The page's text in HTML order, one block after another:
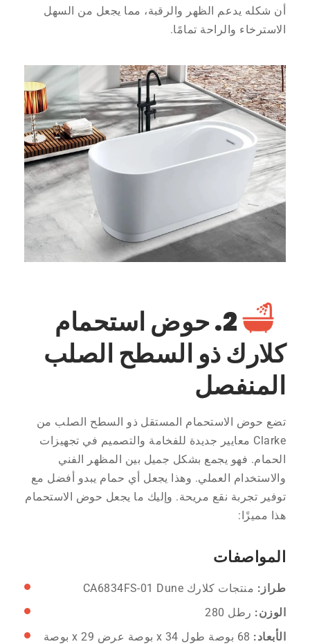
أن شكله يدعم الظهر والرقبة، مما يجعل من السهل
الاسترخاء والراحة تمامًا.
2. حوض استحمام
كلارك ذو السطح الصلب
المنفصل
تضع حوض الاستحمام المستقل ذو السطح الصلب من
Clarke معايير جديدة للفخامة والتصميم في تجهيزات
الحمام. فهو يجمع بشكل جميل بين المظهر الفني
والاستخدام العملي. وهذا يجعل أي حمام يبدو أفضل مع
توفير تجربة نقع مريحة. وإليك ما يجعل حوض الاستحمام
هذا مميزًا:
المواصفات
طراز: منتجات كلارك CA6834FS-01 Dune
الوزن: رطل 280
الأبعاد:
68 بوصة طول x 34 بوصة عرض x 29 بوصة